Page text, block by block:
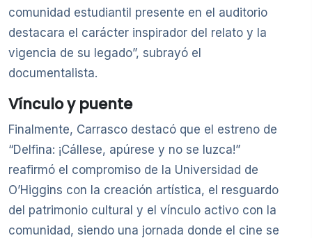
comunidad estudiantil presente en el auditorio
destacara el carácter inspirador del relato y la
vigencia de su legado”, subrayó el
documentalista.
Vínculo y puente
Finalmente, Carrasco destacó que el estreno de
“Delfina: ¡Cállese, apúrese y no se luzca!”
reafirmó el compromiso de la Universidad de
O’Higgins con la creación artística, el resguardo
del patrimonio cultural y el vínculo activo con la
comunidad, siendo una jornada donde el cine se